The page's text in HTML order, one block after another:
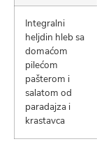
Integralni
heljdin hleb sa
domaćom
pilećom
pašterom i
salatom od
paradajza i
krastavca